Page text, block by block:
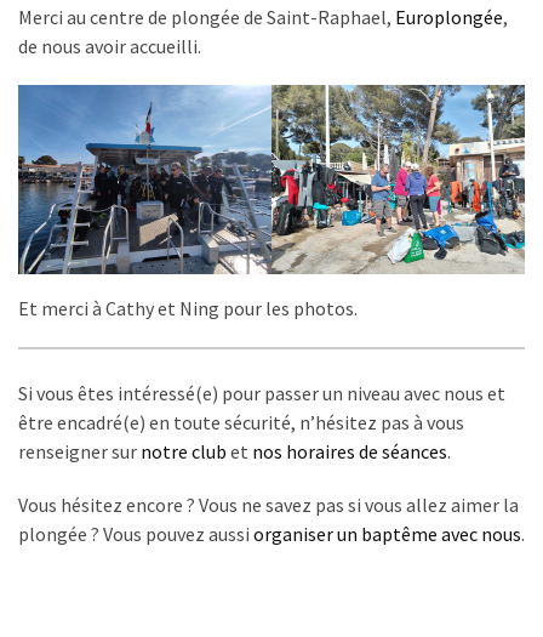
Merci au centre de plongée de Saint-Raphael, Europlongée,
de nous avoir accueilli.
Et merci à Cathy et Ning pour les photos.
Si vous êtes intéressé(e) pour passer un niveau avec nous et
être encadré(e) en toute sécurité, n’hésitez pas à vous
renseigner sur notre club et nos horaires de séances.
Vous hésitez encore ? Vous ne savez pas si vous allez aimer la
plongée ? Vous pouvez aussi organiser un baptême avec nous.